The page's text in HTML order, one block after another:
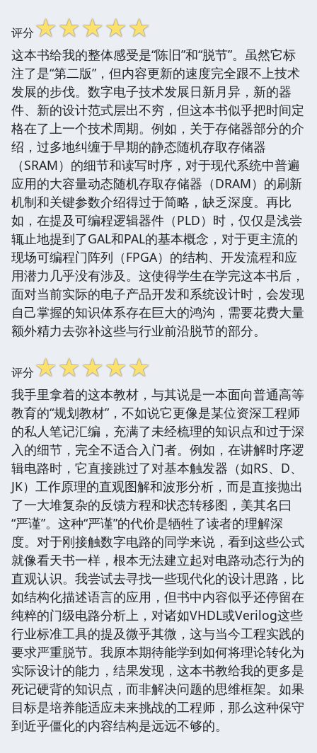
评分☆☆☆☆☆
这本书给我的整体感受是“陈旧”和“脱节”。虽然它标
注了是“第二版”，但内容更新的速度完全跟不上技术
发展的步伐。数字电子技术发展日新月异，新的器
件、新的设计范式层出不穷，但这本书似乎把时间定
格在了上一个技术周期。例如，关于存储器部分的介
绍，过多地纠缠于早期的静态随机存取存储器
（SRAM）的细节和读写时序，对于现代系统中普遍
应用的大容量动态随机存取存储器（DRAM）的刷新
机制和关键参数介绍得过于简略，缺乏深度。再比
如，在提及可编程逻辑器件（PLD）时，仅仅是浅尝
辄止地提到了GAL和PAL的基本概念，对于更主流的
现场可编程门阵列（FPGA）的结构、开发流程和应
用潜力几乎没有涉及。这使得学生在学完这本书后，
面对当前实际的电子产品开发和系统设计时，会发现
自己掌握的知识体系存在巨大的鸿沟，需要花费大量
额外精力去弥补这些与行业前沿脱节的部分。
评分☆☆☆☆☆
我手里拿着的这本教材，与其说是一本面向普通高等
教育的“规划教材”，不如说它更像是某位资深工程师
的私人笔记汇编，充满了未经梳理的知识点和过于深
入的细节，完全不适合入门者。例如，在讲解时序逻
辑电路时，它直接跳过了对基本触发器（如RS、D、
JK）工作原理的直观图解和波形分析，而是直接抛出
了一大堆复杂的反馈方程和状态转移图，美其名曰
“严谨”。这种“严谨”的代价是牺牲了读者的理解深
度。对于刚接触数字电路的同学来说，看到这些公式
就像看天书一样，根本无法建立起对电路动态行为的
直观认识。我尝试去寻找一些现代化的设计思路，比
如结构化描述语言的应用，但书中内容似乎还停留在
纯粹的门级电路分析上，对诸如VHDL或Verilog这些
行业标准工具的提及微乎其微，这与当今工程实践的
要求严重脱节。我原本期待能学到如何将理论转化为
实际设计的能力，结果发现，这本书教给我的更多是
死记硬背的知识点，而非解决问题的思维框架。如果
目标是培养能适应未来挑战的工程师，那么这种保守
到近乎僵化的内容结构是远远不够的。